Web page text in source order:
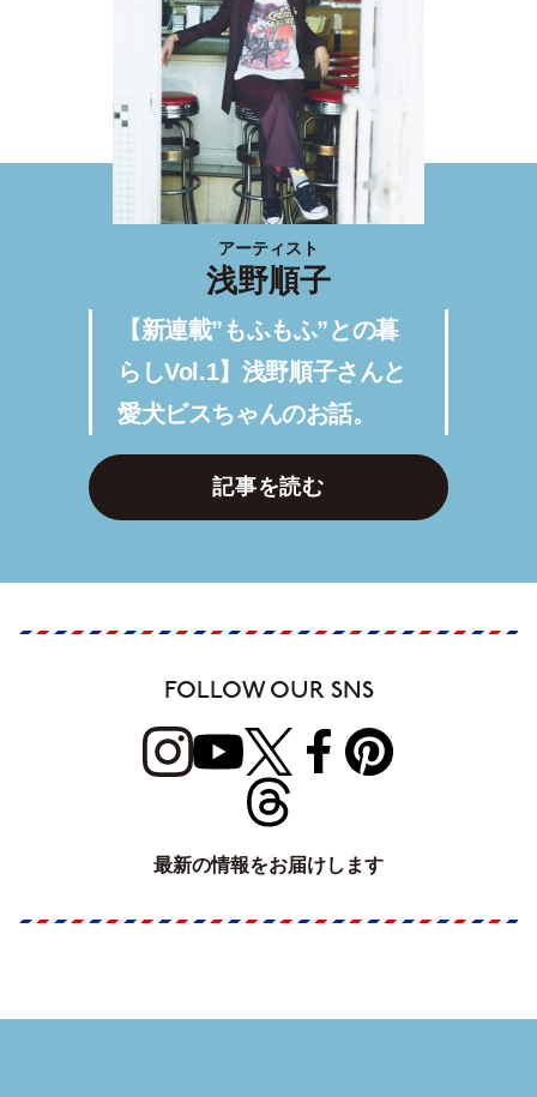
アーティスト
浅野順子
【新連載”もふもふ”との暮
らしVol.1】浅野順子さんと
愛犬ビスちゃんのお話。
記事を読む
FOLLOW OUR SNS
最新の情報をお届けします